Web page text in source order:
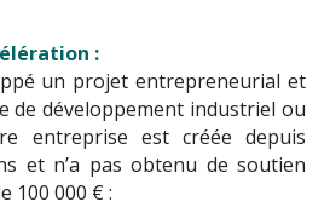
:
un projet entrepreneurial et
de développement industriel ou
entreprise est créée depuis
et n’a pas obtenu de soutien
100 000 € :